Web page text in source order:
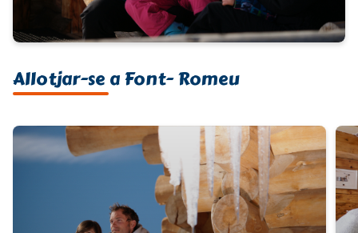
Allotjar-se a Font- Romeu